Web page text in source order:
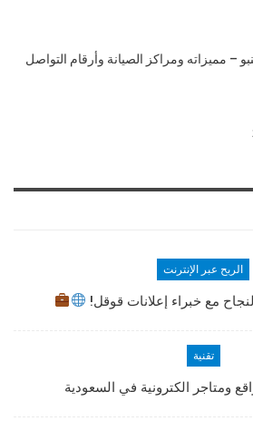
– مميزاته ومراكز الصيانة وأرقام التواصل
الربح عبر الإنترنت
مع خبراء إعلانات قوقل!
تقنية
ومتاجر الكترونية في السعودية